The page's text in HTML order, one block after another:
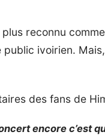
plus reconnu
ivoirien.
des fans de
encore c’est